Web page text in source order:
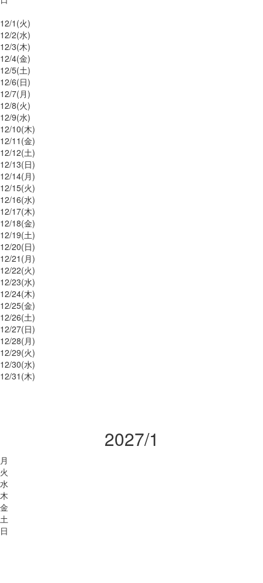
12/1 (火)
12/2(水)
12/3(木)
12/4(金)
12/5(土)
12/6(日)
12/7(月)
12/8(火)
12/9(水)
12/10(木)
12/11 (金)
12/12(土)
12/13(日)
12/14(月)
12/15(火)
12/16(水)
12/17(木)
12/18(金)
12/19(土)
12/20(日)
12/21 (月)
12/22(火)
12/23(水)
12/24(木)
12/25(金)
12/26(土)
12/27(日)
12/28(月)
12/29(火)
12/30(水)
12/31 (木)
2027/1
月
火
水
木
金
土
日